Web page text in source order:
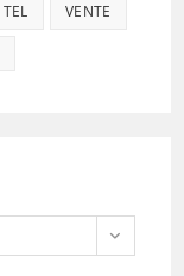
TEL VENTE